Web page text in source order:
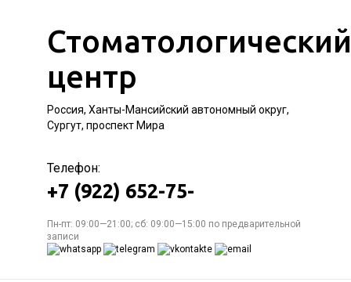
Стоматологический
центр
Россия, Ханты-Мансийский автономный округ,
Сургут, проспект Мира
Телефон:
+7 (922) 652-75-
Пн-пт: 09:00—21:00; сб: 09:00—15:00 по предварительной
записи